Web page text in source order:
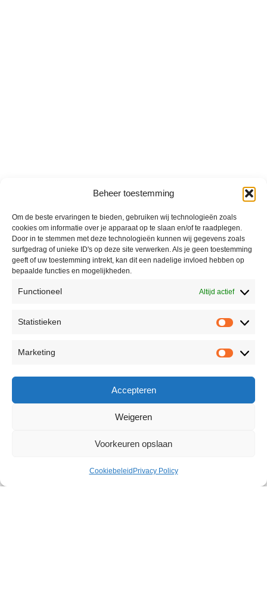
Beheer toestemming
Om de beste ervaringen te bieden, gebruiken wij technologieën zoals
cookies om informatie over je apparaat op te slaan en/of te raadplegen.
Door in te stemmen met deze technologieën kunnen wij gegevens zoals
surfgedrag of unieke ID's op deze site verwerken. Als je geen toestemming
geeft of uw toestemming intrekt, kan dit een nadelige invloed hebben op
bepaalde functies en mogelijkheden.
Functioneel Altijd actief
Statistieken
Marketing
Accepteren
Weigeren
Voorkeuren opslaan
Cookiebeleid Privacy Policy